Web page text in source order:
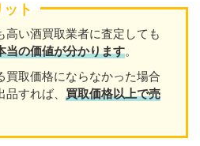
ット
高い酒買取業者に査定しても
当の価値が分かります。
買取価格にならなかった場合
すれば、 買取価格以上で売